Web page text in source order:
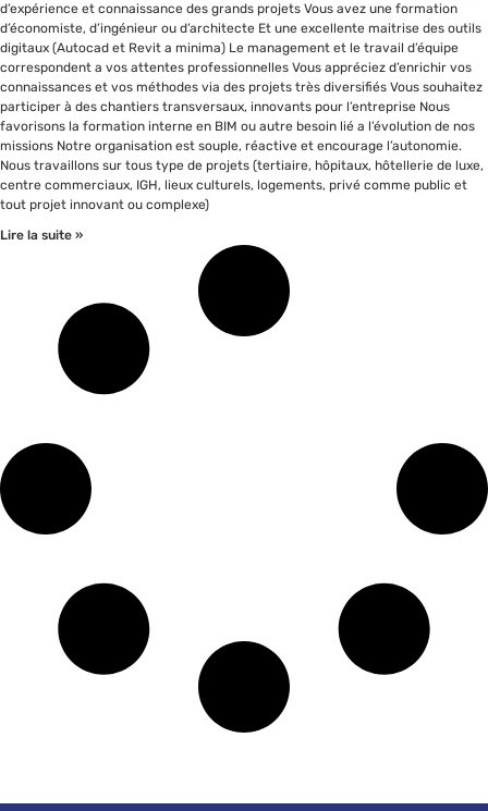
d’expérience et connaissance des grands projets Vous avez une formation
d’économiste, d’ingénieur ou d’architecte Et une excellente maitrise des outils
digitaux (Autocad et Revit a minima) Le management et le travail d’équipe
correspondent a vos attentes professionnelles Vous appréciez d’enrichir vos
connaissances et vos méthodes via des projets très diversifiés Vous souhaitez
participer à des chantiers transversaux, innovants pour l’entreprise Nous
favorisons la formation interne en BIM ou autre besoin lié a l’évolution de nos
missions Notre organisation est souple, réactive et encourage l’autonomie.
Nous travaillons sur tous type de projets (tertiaire, hôpitaux, hôtellerie de luxe,
centre commerciaux, IGH, lieux culturels, logements, privé comme public et
tout projet innovant ou complexe)
Lire la suite »